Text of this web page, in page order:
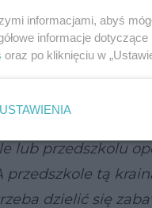
będziemy o
rozmawiamy z
lub przedszkolu
przedszkole tą
dzielić się
informacjami, abyś
informacje
oraz po kliknięciu w
USTAWIENIA